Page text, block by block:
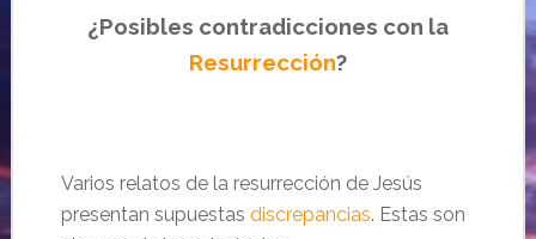
¿Posibles contradicciones con la
Resurrección?
Varios relatos de la resurrección de Jesús
presentan supuestas discrepancias. Estas son